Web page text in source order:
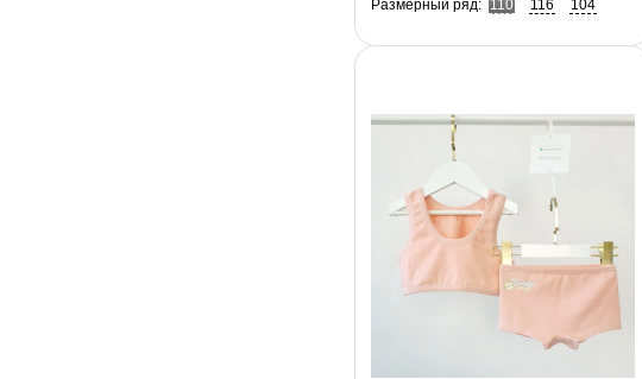
Размерный ряд: 110 116 104